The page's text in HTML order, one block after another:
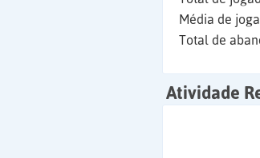
Média de
Total de
Atividade